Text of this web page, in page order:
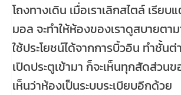
โถงทางเดิน เมื่อเราเลิกสไตล์ เรีย
มอล จะทำให้ห้องของเราดูสบายต
ใช้ประโยชน์ได้จากการบิ้วอิน ทำชั้นต่
เปิดประตูเข้ามา ก็จะเห็นทุกสัดส่วน
เห็นว่าห้องเป็นระบบระเบียบอีกด้วย